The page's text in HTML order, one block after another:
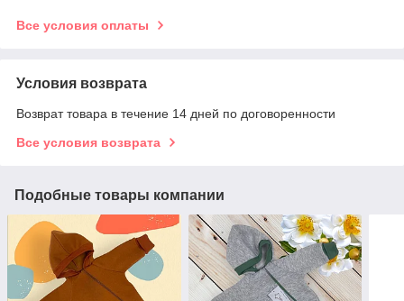
Все условия оплаты
Условия возврата
Возврат товара в течение 14 дней по договоренности
Все условия возврата
Подобные товары компании